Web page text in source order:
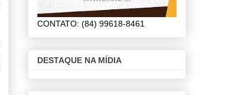
CONTATO: (84) 99618-8461
DESTAQUE NA MÍDIA